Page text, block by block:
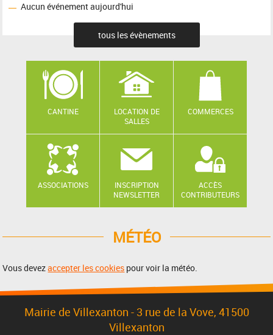
Aucun événement aujourd'hui
tous les évènements
CANTINE
LOCATION DE
SALLES
COMMERCES
ASSOCIATIONS
INSCRIPTION
NEWSLETTER
ACCÈS
CONTRIBUTEURS
MÉTÉO
Vous devezaccepter les cookies pour voir la météo.
Mairie de Villexanton - 3 rue de la Vove, 41500
Villexanton